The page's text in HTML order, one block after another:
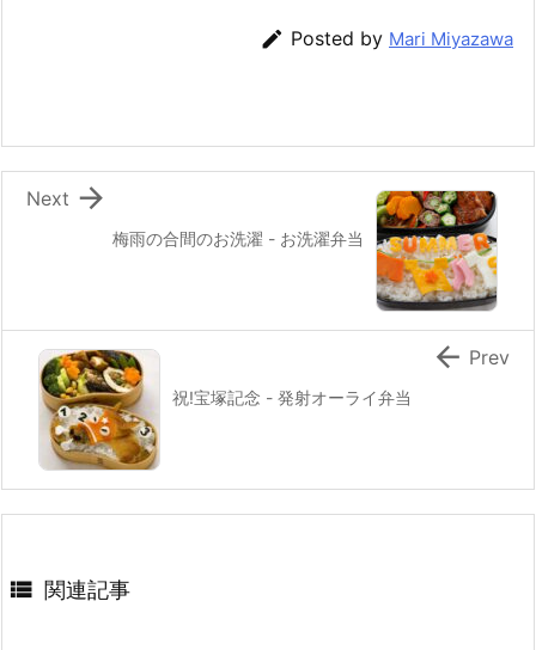
 Posted by Mari Miyazawa
梅雨の合間のお洗濯 - お洗濯弁当

Next
祝!宝塚記念 - 発射オーライ弁当
 Prev
 関連記事